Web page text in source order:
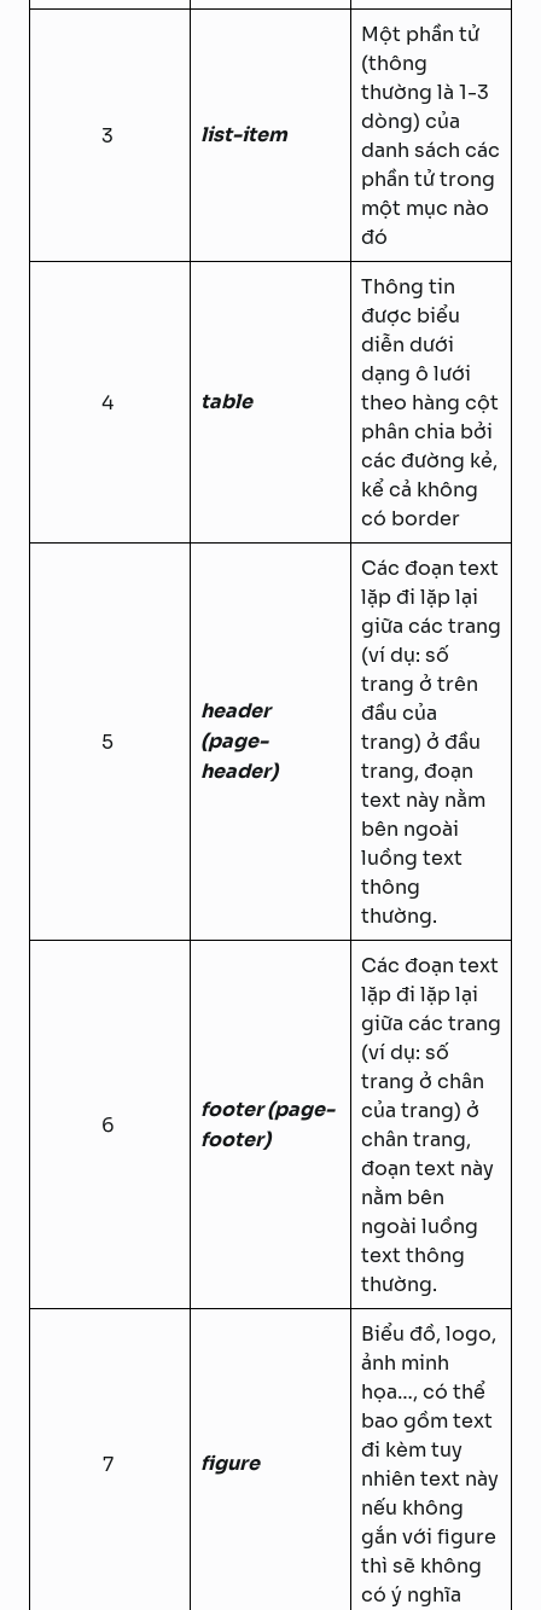
3 list-item
Một phần tử
(thông
thường là 1-3
dòng) của
danh sách các
phần tử trong
một mục nào
đó
4 table
Thông tin
được biểu
diễn dưới
dạng ô lưới
theo hàng cột
phân chia bởi
các đường kẻ,
kể cả không
có border
5
header
(page-
header)
Các đoạn text
lặp đi lặp lại
giữa các trang
(ví dụ: số
trang ở trên
đầu của
trang) ở đầu
trang, đoạn
text này nằm
bên ngoài
luồng text
thông
thường.
6
footer (page-
footer)
Các đoạn text
lặp đi lặp lại
giữa các trang
(ví dụ: số
trang ở chân
của trang) ở
chân trang,
đoạn text này
nằm bên
ngoài luồng
text thông
thường.
7 figure
Biểu đồ, logo,
ảnh minh
họa…, có thể
bao gồm text
đi kèm tuy
nhiên text này
nếu không
gắn với figure
thì sẽ không
có ý nghĩa